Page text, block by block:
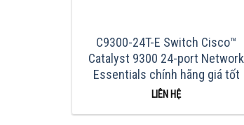
C9300-24T-E Switch Cisco™
Catalyst 9300 24-port Network
Essentials chính hãng giá tốt
LIÊN HỆ